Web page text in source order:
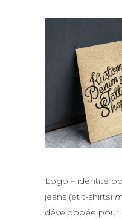
Logo – identité
jeans (et t-shirts)
développée pour